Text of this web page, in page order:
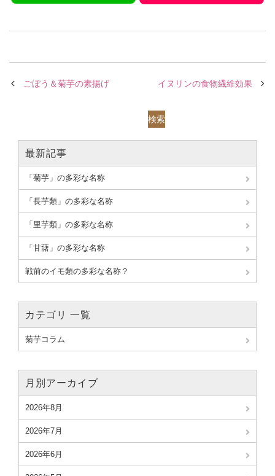
ごぼう＆菊芋の素揚げ イヌリンの食物繊維効果
検索
最新記事
「菊芋」の多彩な名称
「長芋類」の多彩な名称
「里芋類」の多彩な名称
「甘藷」の多彩な名称
戦前のイモ類の多彩な名称？
カテゴリ 一覧
菊芋コラム
月別アーカイブ
2026年8月
2026年7月
2026年6月